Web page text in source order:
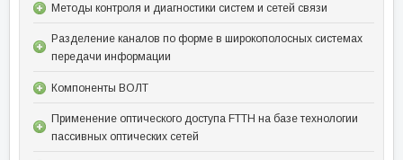
Методы контроля и диагностики систем и сетей связи
Разделение каналов по форме в широкополосных системах
передачи информации
Компоненты ВОЛТ
Применение оптического доступа FTTH на базе технологии
пассивных оптических сетей